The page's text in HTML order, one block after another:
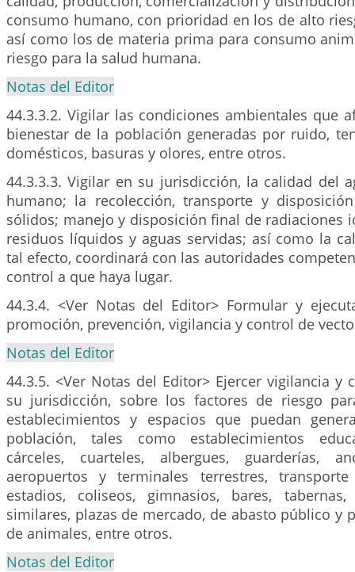
consumo humano, con prioridad en los de alto
así como los de materia prima para consumo
riesgo para la salud humana.
Notas del Editor
44.3.3.2. Vigilar las condiciones ambientales que
bienestar de la población generadas por ruido,
domésticos, basuras y olores, entre otros.
44.3.3.3. Vigilar en su jurisdicción, la calidad del
humano; la recolección, transporte y
sólidos; manejo y disposición final de radiaciones
residuos líquidos y aguas servidas; así como la
tal efecto, coordinará con las autoridades
control a que haya lugar.
44.3.4. <Ver Notas del Editor> Formular y
promoción, prevención, vigilancia y control de
Notas del Editor
44.3.5. <Ver Notas del Editor> Ejercer vigilancia y
su jurisdicción, sobre los factores de riesgo
establecimientos y espacios que puedan
población, tales como establecimientos
cárceles, cuarteles, albergues, guarderías,
aeropuertos y terminales terrestres,
estadios, coliseos, gimnasios, bares,
similares, plazas de mercado, de abasto público y
de animales, entre otros.
Notas del Editor